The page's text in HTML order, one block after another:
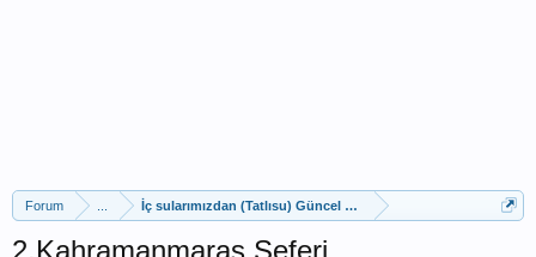
Forum İç sularımızdan (Tatlısu) Güncel Av Raporları
2.Kahramanmaraş Seferi